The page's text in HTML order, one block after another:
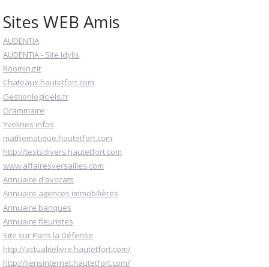
Sites WEB Amis
AUDENTIA
AUDENTIA - Site Idylis
Rooming'it
Chateaux.hautetfort.com
Gestionlogiciels.fr
Grammaire
Yvelines infos
mathematique.hautetfort.com
http://testsdivers.hautetfort.com
www.affairesversailles.com
Annuaire d'avocats
Annuaire agences immobilières
Annuaire banques
Annuaire fleuristes
Site sur Paris la Défense
http://actualitelivre.hautetfort.com/
http://liensinternet.hautetfort.com/